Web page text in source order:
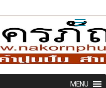
Toggle
MENU